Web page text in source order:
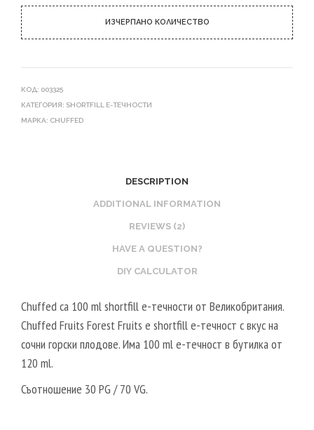
ИЗЧЕРПАНО КОЛИЧЕСТВО
КОД: 003325
КАТЕГОРИЯ: SHORTFILL Е-ТЕЧНОСТИ
МАРКА: CHUFFED
DESCRIPTION
ADDITIONAL INFORMATION
REVIEWS (2)
HAVE A QUESTION?
DIY CALCULATOR
Chuffed са 100 ml shortfill e-течности от Великобритания.
Chuffed Fruits Forest Fruits е shortfill e-течност с вкус на
сочни горски плодове. Има 100 ml е-течност в бутилка от
120 ml.
Съотношение 30 PG / 70 VG.